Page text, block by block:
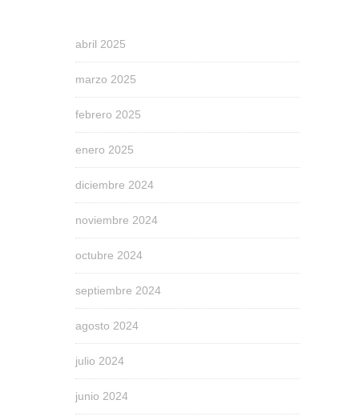
abril 2025
marzo 2025
febrero 2025
enero 2025
diciembre 2024
noviembre 2024
octubre 2024
septiembre 2024
agosto 2024
julio 2024
junio 2024